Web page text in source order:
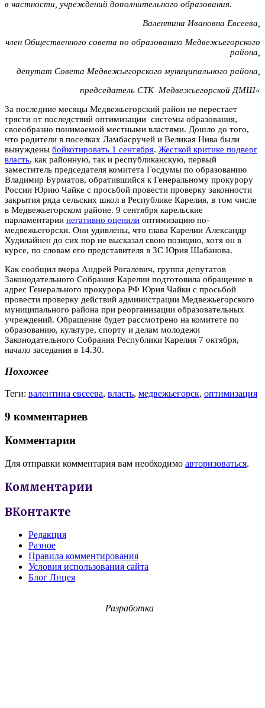
в частности, учреждений дополнительного образования.
Валентина Ивановна Евсеева,
член Общественного совета по образованию Медвежьегорского
района,
депутат Совета Медвежьегорского муниципального района,
председатель СТК Медвежьегорской ДМШ«
За последние месяцы Медвежьегорский район не перестает
трясти от последствий оптимизации системы образования,
своеобразно понимаемой местными властями. Дошло до того,
что родители в поселках Ламбасручей и Великая Нива были
вынуждены бойкотировать 1 сентября. Жесткой критике подверг
власть, как районную, так и республиканскую, первый
заместитель председателя комитета Госдумы по образованию
Владимир Бурматов, обратившийся к Генеральному прокурору
России Юрию Чайке с просьбой провести проверку законности
закрытия ряда сельских школ в Республике Карелия, в том числе
в Медвежьегорском районе. 9 сентября карельские
парламентарии негативно оценили оптимизацию по-
медвежьегорски. Они удивлены, что глава Карелии Александр
Худилайнен до сих пор не высказал свою позицию, хотя он в
курсе, по словам его представителя в ЗС Юрия Шабанова.
Как сообщил вчера Андрей Рогалевич, группа депутатов
Законодательного Собрания Карелии подготовила обращение в
адрес Генерального прокурора РФ Юрия Чайки с просьбой
провести проверку действий администрации Медвежьегорского
муниципального района при реорганизации образовательных
учреждений. Обращение будет рассмотрено на комитете по
образованию, культуре, спорту и делам молодежи
Законодательного Собрания Республики Карелия 7 октября,
начало заседания в 14.30.
Похожее
Теги: валентина евсеева, власть, медвежьегорск, оптимизация
9 комментариев
Комментарии
Для отправки комментария вам необходимо авторизоваться.
Комментарии
ВКонтакте
Редакция
Разное
Правила комментирования
Условия использования сайта
Блог Лицея
Разработка